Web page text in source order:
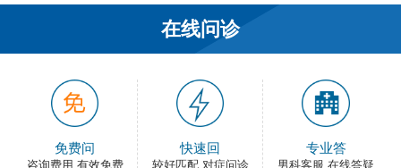
老医生就是好，不像某些医院的医生，脾气大死
和平网友：
护士都很不错，服务好热情，看病很舒心。
卡佛：
在线问诊
免费问 快速回 专业答